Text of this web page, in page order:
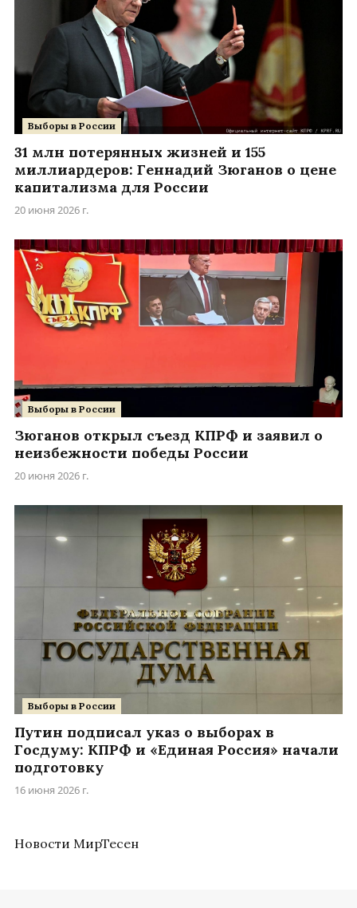
Выборы в России
31 млн потерянных жизней и 155
миллиардеров: Геннадий Зюганов о цене
капитализма для России
20 июня 2026 г.
Выборы в России
Зюганов открыл съезд КПРФ и заявил о
неизбежности победы России
20 июня 2026 г.
Выборы в России
Путин подписал указ о выборах в
Госдуму: КПРФ и «Единая Россия» начали
подготовку
16 июня 2026 г.
Новости МирТесен